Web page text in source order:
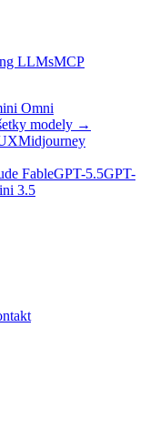
LLMsMCP
Omni
modely →
Midjourney
FableGPT-5.5GPT-
3.5